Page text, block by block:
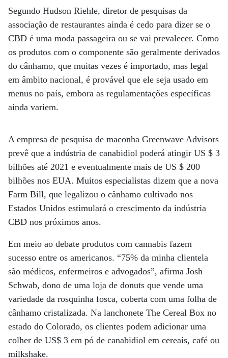
Segundo Hudson Riehle, diretor de pesquisas da
associação de restaurantes ainda é cedo para dizer se o
CBD é uma moda passageira ou se vai prevalecer. Como
os produtos com o componente são geralmente derivados
do cânhamo, que muitas vezes é importado, mas legal
em âmbito nacional, é provável que ele seja usado em
menus no país, embora as regulamentações específicas
ainda variem.
A empresa de pesquisa de maconha Greenwave Advisors
prevê que a indústria de canabidiol poderá atingir US $ 3
bilhões até 2021 e eventualmente mais de US $ 200
bilhões nos EUA. Muitos especialistas dizem que a nova
Farm Bill, que legalizou o cânhamo cultivado nos
Estados Unidos estimulará o crescimento da indústria
CBD nos próximos anos.
Em meio ao debate produtos com cannabis fazem
sucesso entre os americanos. “75% da minha clientela
são médicos, enfermeiros e advogados”, afirma Josh
Schwab, dono de uma loja de donuts que vende uma
variedade da rosquinha fosca, coberta com uma folha de
cânhamo cristalizada. Na lanchonete The Cereal Box no
estado do Colorado, os clientes podem adicionar uma
colher de US$ 3 em pó de canabidiol em cereais, café ou
milkshake.